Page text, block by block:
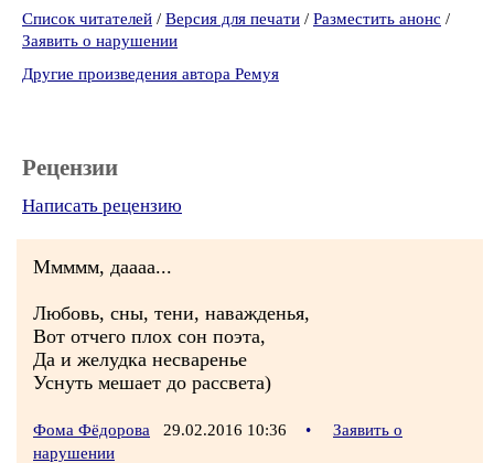
Список читателей / Версия для печати / Разместить анонс /
Заявить о нарушении
Другие произведения автора Ремуя
Рецензии
Написать рецензию
Ммммм, даааа...
Любовь, сны, тени, наважденья,
Вот отчего плох сон поэта,
Да и желудка несваренье
Уснуть мешает до рассвета)
Фома Фёдорова 29.02.2016 10:36 •
Заявить о
нарушении